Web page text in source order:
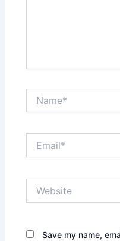
Save my name,